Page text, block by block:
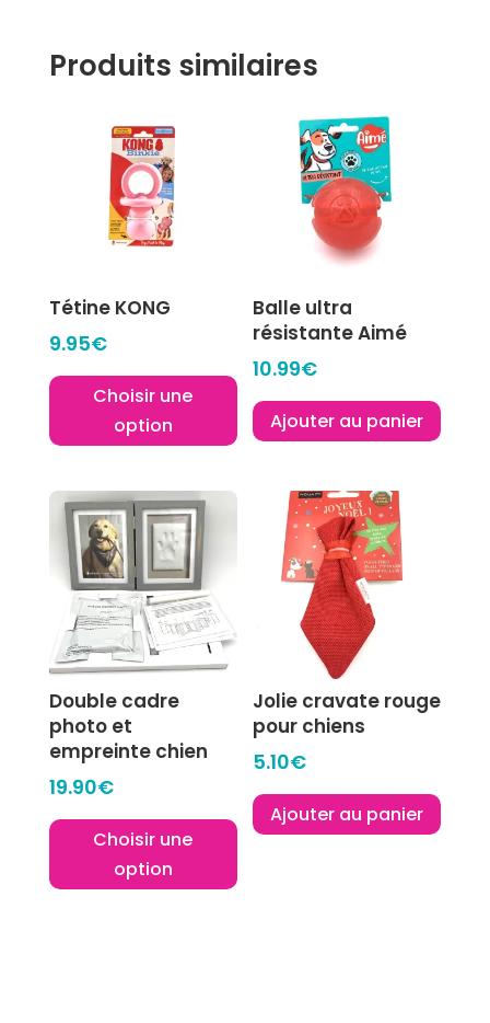
Produits similaires
Tétine KONG
9.95€
Choisir une
option
produit
plusieurs
variations.
options
peuvent
choisies
sur
page
du
Balle ultra
résistante Aimé
10.99€
Ajouter au panier
Double cadre
photo et
empreinte chien
19.90€
Choisir une
option
Jolie cravate rouge
pour chiens
5.10€
Ajouter au panier